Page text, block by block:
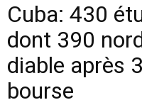
Cuba: 430
dont 390
diable après
bourse